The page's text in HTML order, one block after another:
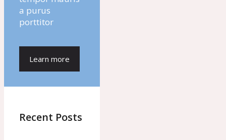
a purus
porttitor
Learn more
Recent Posts